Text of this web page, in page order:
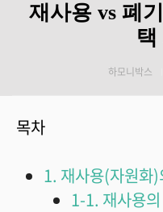
재사용 vs 폐
택
하모니박스
목차
1. 재사용(자원화
1-1. 재사용